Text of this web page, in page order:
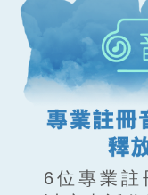
6位專業註